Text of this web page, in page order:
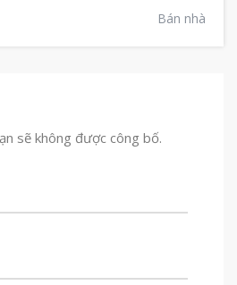
Bán nhà
sẽ không được công bố.